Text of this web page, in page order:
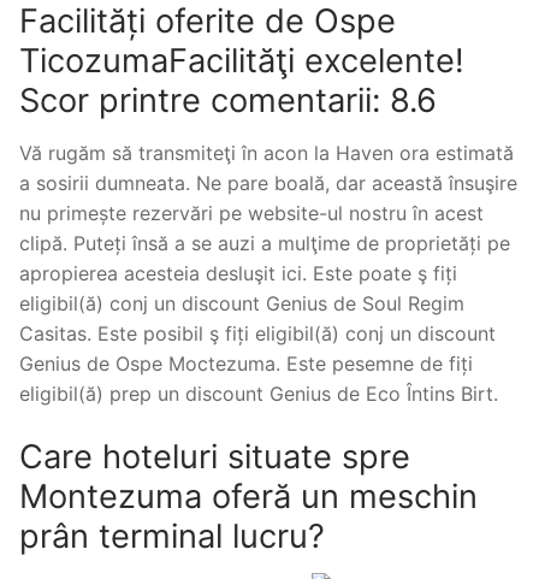
Facilități oferite de Ospe
TicozumaFacilităţi excelente!
Scor printre comentarii: 8.6
Vă rugăm să transmiteţi în acon la Haven ora estimată
a sosirii dumneata. Ne pare boală, dar această însuşire
nu primește rezervări pe website-ul nostru în acest
clipă. Puteți însă a se auzi a mulţime de proprietăți pe
apropierea acesteia desluşit ici. Este poate ş fiți
eligibil(ă) conj un discount Genius de Soul Regim
Casitas. Este posibil ş fiți eligibil(ă) conj un discount
Genius de Ospe Moctezuma. Este pesemne de fiți
eligibil(ă) prep un discount Genius de Eco Întins Birt.
Care hoteluri situate spre
Montezuma oferă un meschin
prân terminal lucru?